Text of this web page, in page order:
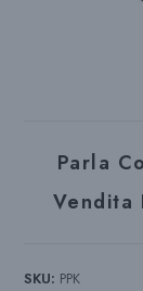
Parla
Vendita
SKU: PPK